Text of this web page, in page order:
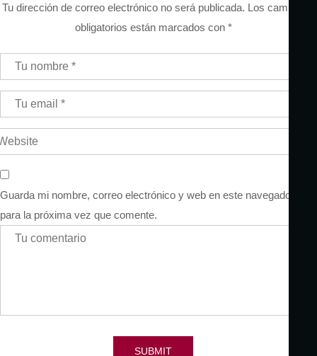
Tu dirección de correo electrónico no será publicada. Los campos
obligatorios están marcados con *
Guarda mi nombre, correo electrónico y web en este navegador
para la próxima vez que comente.
SUBMIT